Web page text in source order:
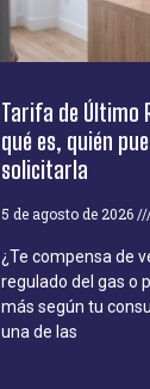
Tarifa de Último
qué es, quién
solicitarla
5 de agosto de 2026
¿Te compensa de
regulado del gas o
más según tu
una de las